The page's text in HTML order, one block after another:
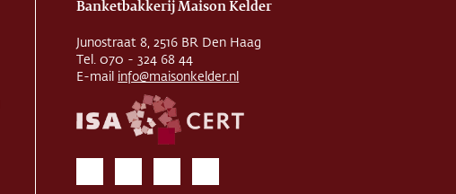
Banketbakkerij Maison Kelder
Junostraat 8, 2516 BR Den Haag
Tel. 070 - 324 68 44
E-mail info@maisonkelder.nl